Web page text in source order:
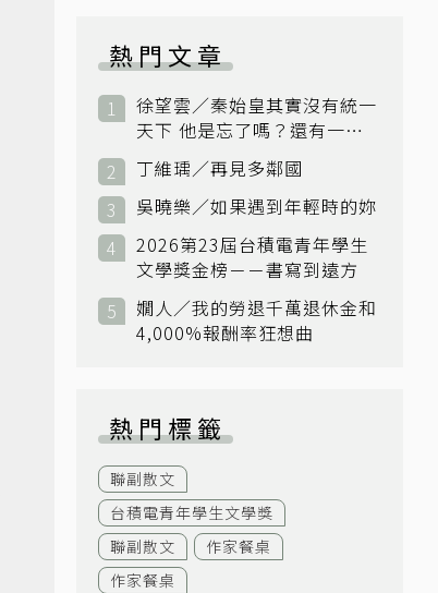
熱門文章
徐望雲／秦始皇其實沒有統一
天下 他是忘了嗎？還有一個
小國：衛國
丁維瑀／再見多鄰國
吳曉樂／如果遇到年輕時的妳
2026第23屆台積電青年學生
文學獎金榜－－書寫到遠方
嫺人／我的勞退千萬退休金和
4,000%報酬率狂想曲
熱門標籤
聯副散文
台積電青年學生文學獎
聯副散文
作家餐桌
作家餐桌